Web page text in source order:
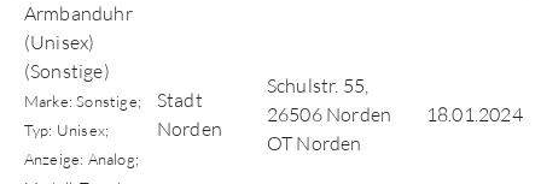
Armbanduhr
(Unisex)
(Sonstige)
Marke: Sonstige;
Typ: Unisex;
Anzeige: Analog;
Stadt
Norden
Schulstr. 55,
26506 Norden
OT Norden
18.01.2024